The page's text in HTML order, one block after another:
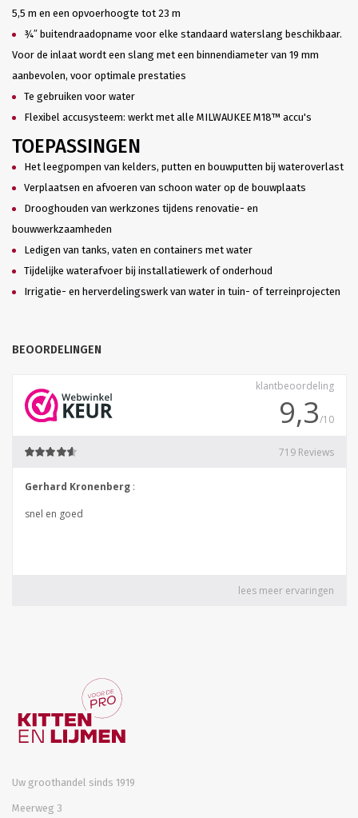
5,5 m en een opvoerhoogte tot 23 m
¾″ buitendraadopname voor elke standaard waterslang beschikbaar.
Voor de inlaat wordt een slang met een binnendiameter van 19 mm
aanbevolen, voor optimale prestaties
Te gebruiken voor water
Flexibel accusysteem: werkt met alle MILWAUKEE M18™ accu's
TOEPASSINGEN
Het leegpompen van kelders, putten en bouwputten bij wateroverlast
Verplaatsen en afvoeren van schoon water op de bouwplaats
Drooghouden van werkzones tijdens renovatie- en
bouwwerkzaamheden
Ledigen van tanks, vaten en containers met water
Tijdelijke waterafvoer bij installatiewerk of onderhoud
Irrigatie- en herverdelingswerk van water in tuin- of terreinprojecten
BEOORDELINGEN
Uw groothandel sinds 1919
Meerweg 3